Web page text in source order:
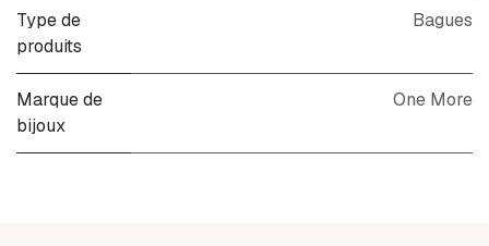
Type de
produits
Bagues
Marque de
bijoux
One More